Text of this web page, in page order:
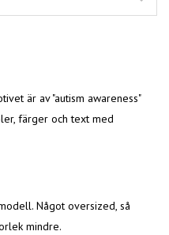
är av "autism awareness"
färger och text med
Något oversized, så
mindre.